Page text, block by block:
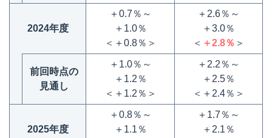
2024年度
＋0.7％～
＋1.0％
＜＋0.8％＞
＋2.6％～
＋3.0％
＜ ＋2.8％ ＞
前回時点の
見通し
＋1.0％～
＋1.2％
＜＋1.2％＞
＋2.2％～
＋2.5％
＜＋2.4％＞
2025年度
＋0.8％～
＋1.1％
＋1.7％～
＋2.1％